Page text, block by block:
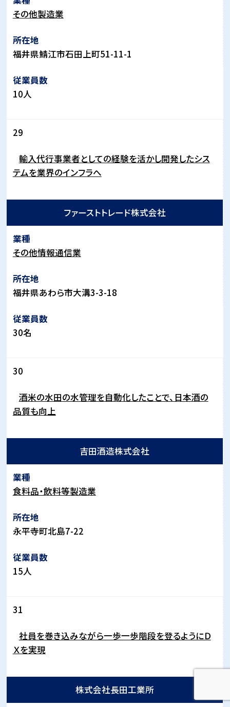
その他製造業
福井県鯖江市石田上町51-11-1
10人
29
輸入代行事業者としての経験を活かし開発したシス
テムを業界のインフラへ
ファーストトレード株式会社
その他情報通信業
福井県あわら市大溝3-3-18
30名
30
酒米の水田の水管理を自動化したことで、日本酒の
品質も向上
吉田酒造株式会社
食料品・飲料等製造業
永平寺町北島7-22
15人
31
社員を巻き込みながら一歩一歩階段を登るようにＤ
Ｘを実現
株式会社長田工業所